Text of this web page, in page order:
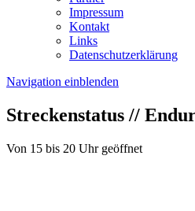
Impressum
Kontakt
Links
Datenschutzerklärung
Navigation einblenden
Streckenstatus //
Von 15 bis 20 Uhr geöffnet